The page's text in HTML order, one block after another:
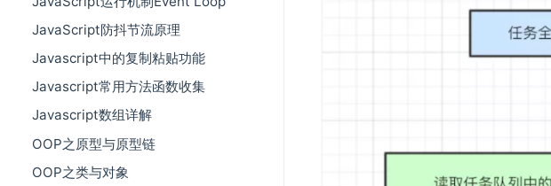
JavaScript防抖节流原理
Javascript中的复制粘贴功能
Javascript常用方法函数收集
Javascript数组详解
OOP之原型与原型链
OOP之类与对象